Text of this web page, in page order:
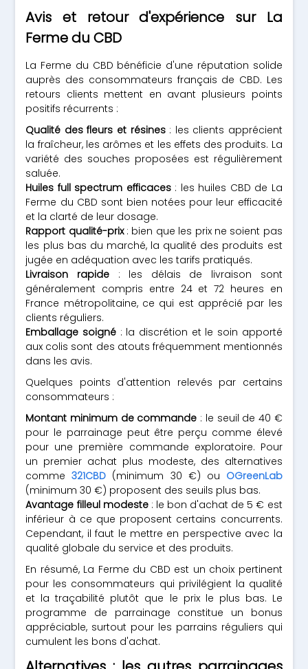
Avis et retour d'expérience sur La
Ferme du CBD
La Ferme du CBD bénéficie d'une réputation solide
auprès des consommateurs français de CBD. Les
retours clients mettent en avant plusieurs points
positifs récurrents :
Qualité des fleurs et résines: les clients apprécient
la fraîcheur, les arômes et les effets des produits. La
variété des souches proposées est régulièrement
saluée.
Huiles full spectrum efficaces: les huiles CBD de La
Ferme du CBD sont bien notées pour leur efficacité
et la clarté de leur dosage.
Rapport qualité-prix: bien que les prix ne soient pas
les plus bas du marché, la qualité des produits est
jugée en adéquation avec les tarifs pratiqués.
Livraison rapide : les délais de livraison sont
généralement compris entre 24 et 72 heures en
France métropolitaine, ce qui est apprécié par les
clients réguliers.
Emballage soigné : la discrétion et le soin apporté
aux colis sont des atouts fréquemment mentionnés
dans les avis.
Quelques points d'attention relevés par certains
consommateurs :
Montant minimum de commande : le seuil de 40 €
pour le parrainage peut être perçu comme élevé
pour une première commande exploratoire. Pour
un premier achat plus modeste, des alternatives
comme321CBD (minimum 30 €) ou OGreenLab
(minimum 30 €) proposent des seuils plus bas.
Avantage filleul modeste: le bon d'achat de 5 € est
inférieur à ce que proposent certains concurrents.
Cependant, il faut le mettre en perspective avec la
qualité globale du service et des produits.
En résumé, La Ferme du CBD est un choix pertinent
pour les consommateurs qui privilégient la qualité
et la traçabilité plutôt que le prix le plus bas. Le
programme de parrainage constitue un bonus
appréciable, surtout pour les parrains réguliers qui
cumulent les bons d'achat.